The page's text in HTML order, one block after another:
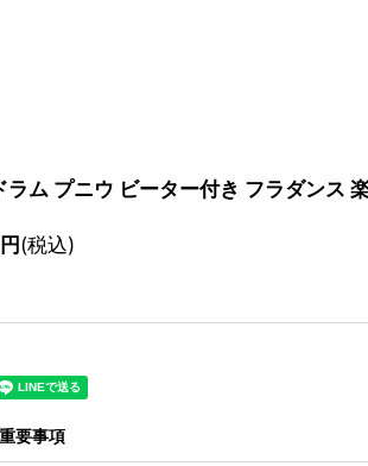
ラム プニウ ビーター付き フラダンス
円(税込)
要事項